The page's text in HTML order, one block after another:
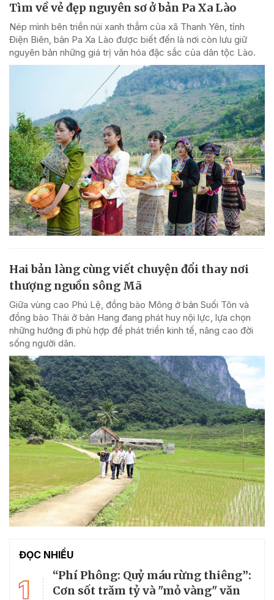
Tìm về vẻ đẹp nguyên sơ ở bản Pa Xa Lào
Nép mình bên triền núi xanh thẳm của xã Thanh Yên, tỉnh
Điện Biên, bản Pa Xa Lào được biết đến là nơi còn lưu giữ
nguyên bản những giá trị văn hóa đặc sắc của dân tộc Lào.
Hai bản làng cùng viết chuyện đổi thay nơi
thượng nguồn sông Mã
Giữa vùng cao Phú Lệ, đồng bào Mông ở bản Suối Tôn và
đồng bào Thái ở bản Hang đang phát huy nội lực, lựa chọn
những hướng đi phù hợp để phát triển kinh tế, nâng cao đời
sống người dân.
ĐỌC NHIỀU
1
“Phí Phông: Quỷ máu rừng thiêng”:
Cơn sốt trăm tỷ và "mỏ vàng" văn